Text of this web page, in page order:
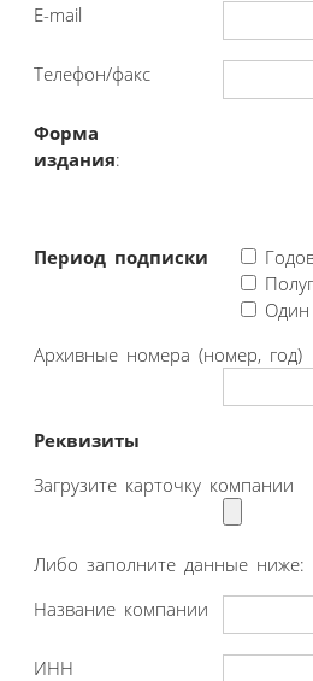
E-mail
Телефон/факс
Форма
издания:
Период подписки
Архивные номера (номер, год)
Реквизиты
Загрузите карточку компании
Либо заполните данные ниже:
Название компании
ИНН